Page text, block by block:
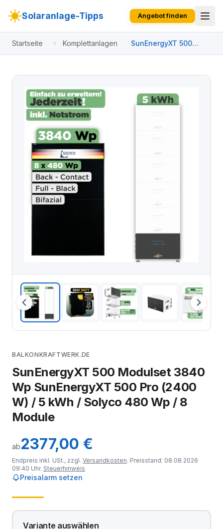
Solaranlage-Tipps Angebot finden
Startseite Komplettanlagen
SunEnergyXT 500
Modulset 3840 Wp
(2400 W) / 5 kWh /
Module
BALKONKRAFTWERK.DE
SunEnergyXT 500 Modulset 3840
Wp SunEnergyXT 500 Pro (2400
W) / 5 kWh / Solyco 480 Wp / 8
Module
ab2377,00 €
Endpreis inkl. USt., zzgl. Versandkosten. Preisstand: 08.08.2026
09:40 Uhr. Steuerhinweis
Preisalarm setzen
Variante auswählen